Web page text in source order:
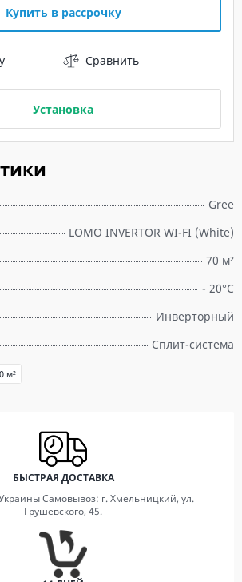
Gree
LOMO INVERTOR WI-FI (White)
70 м²
- 20°C
Инверторный
Сплит-система
м²
Купить в рассрочку
Сравнить
Установка
БЫСТРАЯ ДОСТАВКА
Самовывоз: г. Хмельницкий, ул.
Грушевского, 45.